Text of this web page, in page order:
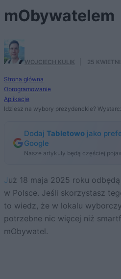
mObywatelem
WOJCIECH KULIK 25
Strona główna
Oprogramowanie
Aplikacje
Idziesz na wybory prezydenckie?
Dodaj Tabletowo jako
Google
Nasze artykuły będą częściej
Już 18 maja 2025 roku odbędą się wybory prezydenckie
w Polsce. Jeśli skorzystasz
to wiedz, że w lokalu
potrzebne nic więcej niż
mObywatel.